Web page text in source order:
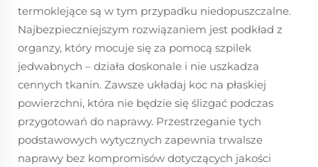
termoklejące są w tym przypadku niedopuszczalne.
Najbezpieczniejszym rozwiązaniem jest podkład z
organzy, który mocuje się za pomocą szpilek
jedwabnych – działa doskonale i nie uszkadza
cennych tkanin. Zawsze układaj koc na płaskiej
powierzchni, która nie będzie się ślizgać podczas
przygotowań do naprawy. Przestrzeganie tych
podstawowych wytycznych zapewnia trwalsze
naprawy bez kompromisów dotyczących jakości